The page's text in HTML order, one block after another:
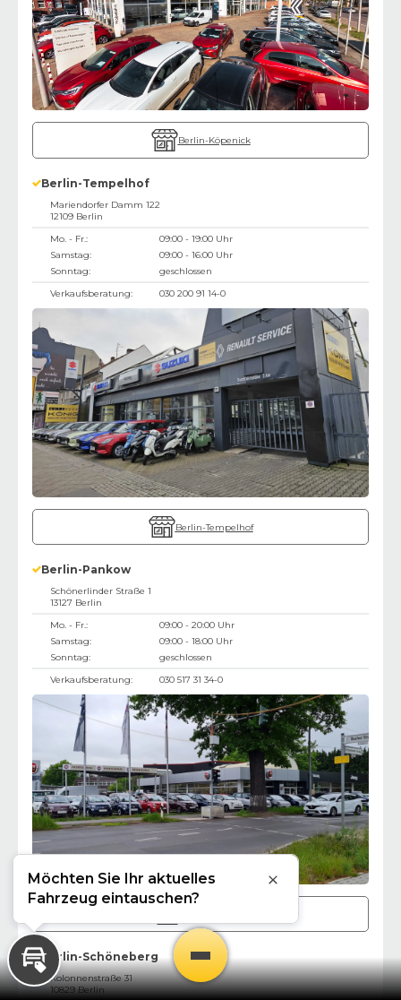
Berlin-Köpenick
Berlin-Tempelhof
Mariendorfer Damm 122
12109 Berlin
Mo. - Fr.:
09:00 - 19:00 Uhr
Samstag:
09:00 - 16:00 Uhr
Sonntag:
geschlossen
Verkaufsberatung:
030 200 91 14-0
Berlin-Tempelhof
Berlin-Pankow
Schönerlinder Straße 1
13127 Berlin
Mo. - Fr.:
09:00 - 20:00 Uhr
Samstag:
09:00 - 18:00 Uhr
Sonntag:
geschlossen
Verkaufsberatung:
030 517 31 34-0
Berlin-Schöneberg
Kolonnenstraße 31
10829 Berlin
Inzahlungnahme
Möchten Sie Ihr aktuelles
Fahrzeug eintauschen?
Schließen